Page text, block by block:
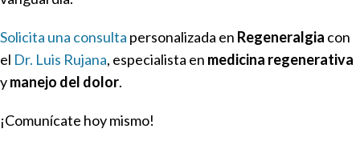
Solicita una consulta personalizada en Regeneralgia con
el Dr. Luis Rujana, especialista en medicina regenerativa
ymanejo del dolor.
¡Comunícate hoy mismo!